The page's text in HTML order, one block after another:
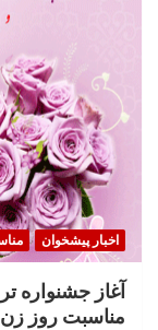
اخبار پیشخوان
آغاز جشنواره
مناسبت روز زن؛